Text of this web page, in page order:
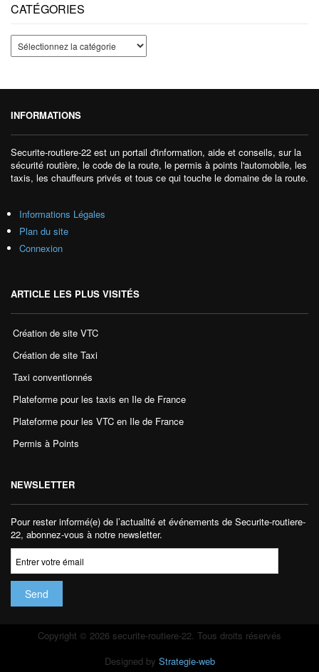
CATÉGORIES
INFORMATIONS
Securite-routiere-22 est un portail d'information, aide et conseils, sur la
sécurité routière, le code de la route, le permis à points l'automobile, les
taxis, les chauffeurs privés et tous ce qui touche le domaine de la route.
Informations Légales
Plan du site
Connexion
ARTICLE LES PLUS VISITÉS
Création de site VTC
Création de site Taxi
Taxi conventionnés
Plateforme pour les taxis en Ile de France
Plateforme pour les VTC en Ile de France
Permis à Points
NEWSLETTER
Pour rester informé(e) de l’actualité et événements de Securite-routiere-
22, abonnez-vous à notre newsletter.
Copyright © 2026 securite-routiere-22. Tous droits réservés
Designed by Strategie-web